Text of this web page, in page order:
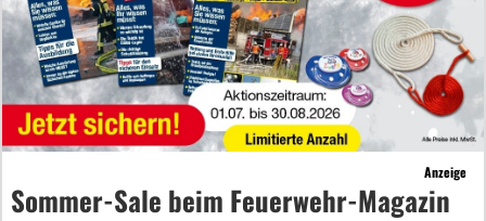
Anzeige
Sommer-Sale beim Feuerwehr-Magazin